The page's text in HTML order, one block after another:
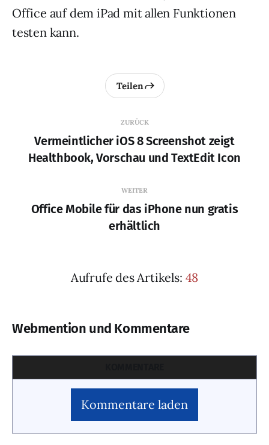
Office auf dem iPad mit allen Funktionen
testen kann.
ZURÜCK
Vermeintlicher iOS 8 Screenshot zeigt
Healthbook, Vorschau und TextEdit Icon
Teilen
WEITER
Office Mobile für das iPhone nun gratis
erhältlich
Aufrufe des Artikels: 48
Webmention und Kommentare
Kommentare laden